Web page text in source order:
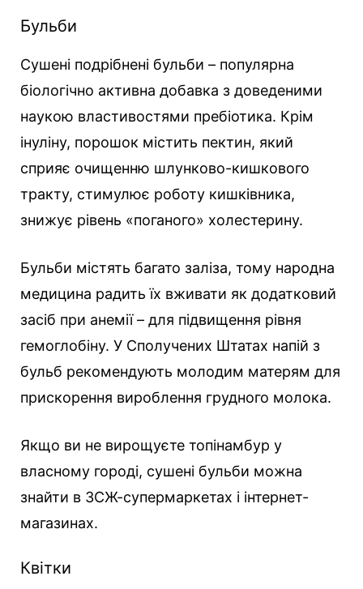
Бульби
Сушені подрібнені бульби – популярна
біологічно активна добавка з доведеними
наукою властивостями пребіотика. Крім
інуліну, порошок містить пектин, який
сприяє очищенню шлунково-кишкового
тракту, стимулює роботу кишківника,
знижує рівень «поганого» холестерину.
Бульби містять багато заліза, тому народна
медицина радить їх вживати як додатковий
засіб при анемії – для підвищення рівня
гемоглобіну. У Сполучених Штатах напій з
бульб рекомендують молодим матерям для
прискорення вироблення грудного молока.
Якщо ви не вирощуєте топінамбур у
власному городі, сушені бульби можна
знайти в ЗСЖ-супермаркетах і інтернет-
магазинах.
Квітки